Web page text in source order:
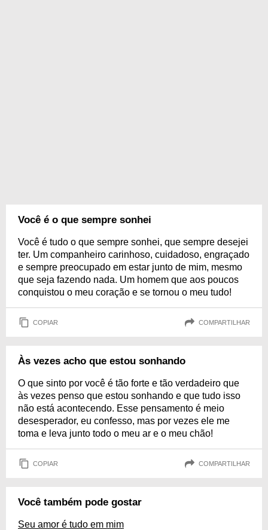
Você é o que sempre sonhei
Você é tudo o que sempre sonhei, que sempre desejei
ter. Um companheiro carinhoso, cuidadoso, engraçado
e sempre preocupado em estar junto de mim, mesmo
que seja fazendo nada. Um homem que aos poucos
conquistou o meu coração e se tornou o meu tudo!
COPIAR COMPARTILHAR
Às vezes acho que estou sonhando
O que sinto por você é tão forte e tão verdadeiro que
às vezes penso que estou sonhando e que tudo isso
não está acontecendo. Esse pensamento é meio
desesperador, eu confesso, mas por vezes ele me
toma e leva junto todo o meu ar e o meu chão!
COPIAR COMPARTILHAR
Você também pode gostar
Seu amor é tudo em mim